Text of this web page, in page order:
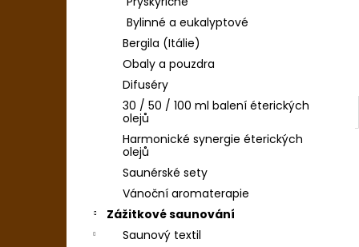
Bylinné a eukalyptové
Bergila (Itálie)
Obaly a pouzdra
Difuséry
30 / 50 / 100 ml balení éterických
olejů
Harmonické synergie éterických
olejů
Saunérské sety
Vánoční aromaterapie
Zážitkové saunování
Saunový textil